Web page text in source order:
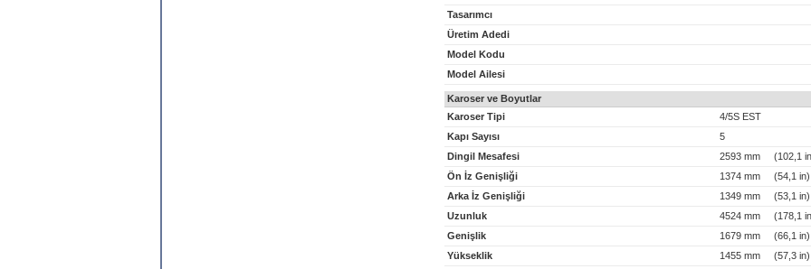
Tasarımcı
Üretim Adedi
Model Kodu
Model Ailesi
Karoser ve Boyutlar
Karoser Tipi
4/5S EST
Kapı Sayısı
5
Dingil Mesafesi
2593 mm (102,1
Ön İz Genişliği
1374 mm (54,1 in)
Arka İz Genişliği
1349 mm (53,1 in)
Uzunluk
4524 mm (178,1
Genişlik
1679 mm (66,1 in)
Yükseklik
1455 mm (57,3 in)